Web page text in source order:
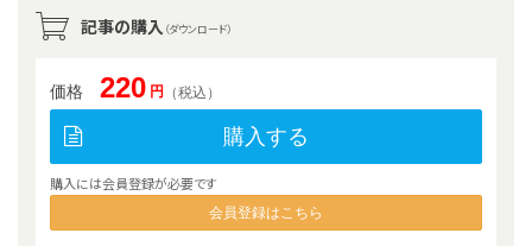
記事の購入 （ダウンロード）
価格 220 円 （税込）
購入する
購入には会員登録が必要です
会員登録はこちら